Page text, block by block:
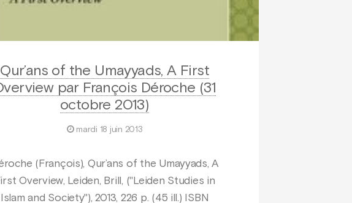
Qur’ans of the Umayyads, A First
par François Déroche (31
octobre 2013)
mardi 18 juin 2013
(François), Qur’ans of the Umayyads, A
Overview, Leiden, Brill, ("Leiden Studies in
Islam and Society"), 2013, 226 p. (45 ill.) ISBN